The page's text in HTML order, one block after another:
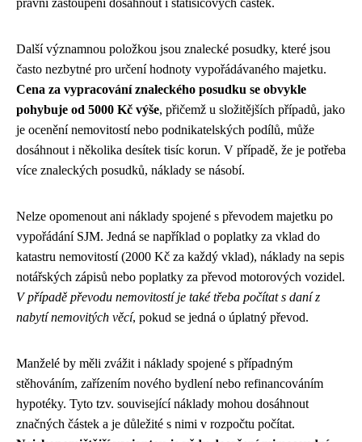
právní zastoupení dosáhnout i statisícových částek.
Další významnou položkou jsou znalecké posudky, které jsou
často nezbytné pro určení hodnoty vypořádávaného majetku.
Cena za vypracování znaleckého posudku se obvykle
pohybuje od 5000 Kč výše, přičemž u složitějších případů, jako
je ocenění nemovitostí nebo podnikatelských podílů, může
dosáhnout i několika desítek tisíc korun. V případě, že je potřeba
více znaleckých posudků, náklady se násobí.
Nelze opomenout ani náklady spojené s převodem majetku po
vypořádání SJM. Jedná se například o poplatky za vklad do
katastru nemovitostí (2000 Kč za každý vklad), náklady na sepis
notářských zápisů nebo poplatky za převod motorových vozidel.
V případě převodu nemovitostí je také třeba počítat s daní z
nabytí nemovitých věcí, pokud se jedná o úplatný převod.
Manželé by měli zvážit i náklady spojené s případným
stěhováním, zařízením nového bydlení nebo refinancováním
hypotéky. Tyto tzv. související náklady mohou dosáhnout
značných částek a je důležité s nimi v rozpočtu počítat.